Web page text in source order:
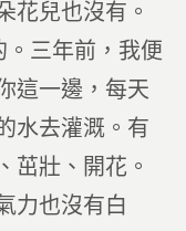
花兒也沒有。
三年前，我便
這一邊，每天
水去灌溉。有
茁壯、開花。
力也沒有白